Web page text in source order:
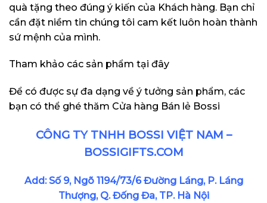
quà tặng theo đúng ý kiến của Khách hàng. Bạn chỉ
cần đặt niềm tin chúng tôi cam kết luôn hoàn thành
sứ mệnh của mình.
Tham khảo các sản phẩm tại đây
Để có được sự đa dạng về ý tưởng sản phẩm, các
bạn có thể ghé thăm Cửa hàng Bán lẻ Bossi
CÔNG TY TNHH BOSSI VIỆT NAM –
BOSSIGIFTS.COM
Add: Số 9, Ngõ 1194/73/6 Đường Láng, P. Láng
Thượng, Q. Đống Đa, TP. Hà Nội